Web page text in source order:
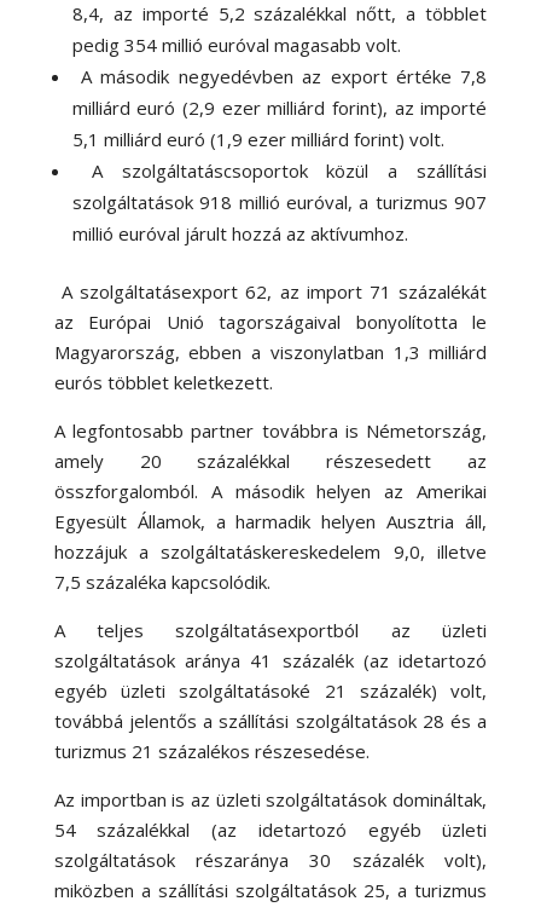
8,4, az importé 5,2 százalékkal nőtt, a többlet
pedig 354 millió euróval magasabb volt.
A második negyedévben az export értéke 7,8
milliárd euró (2,9 ezer milliárd forint), az importé
5,1 milliárd euró (1,9 ezer milliárd forint) volt.
A szolgáltatáscsoportok közül a szállítási
szolgáltatások 918 millió euróval, a turizmus 907
millió euróval járult hozzá az aktívumhoz.
A szolgáltatásexport 62, az import 71 százalékát
az Európai Unió tagországaival bonyolította le
Magyarország, ebben a viszonylatban 1,3 milliárd
eurós többlet keletkezett.
A legfontosabb partner továbbra is Németország,
amely 20 százalékkal részesedett az
összforgalomból. A második helyen az Amerikai
Egyesült Államok, a harmadik helyen Ausztria áll,
hozzájuk a szolgáltatáskereskedelem 9,0, illetve
7,5 százaléka kapcsolódik.
A teljes szolgáltatásexportból az üzleti
szolgáltatások aránya 41 százalék (az idetartozó
egyéb üzleti szolgáltatásoké 21 százalék) volt,
továbbá jelentős a szállítási szolgáltatások 28 és a
turizmus 21 százalékos részesedése.
Az importban is az üzleti szolgáltatások domináltak,
54 százalékkal (az idetartozó egyéb üzleti
szolgáltatások részaránya 30 százalék volt),
miközben a szállítási szolgáltatások 25, a turizmus